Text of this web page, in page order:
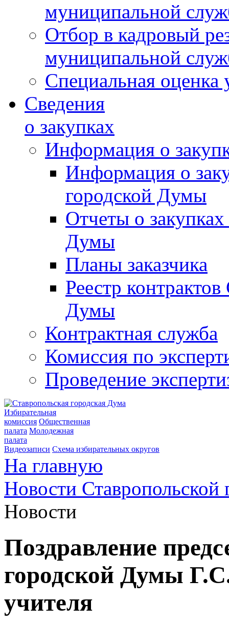
муниципальной
Отбор в кадровый
муниципальной
Специальная оценка
Сведения
о закупках
Информация о
Информация о
городской Думы
Отчеты о
Думы
Планы заказчика
Реестр
Думы
Контрактная служба
Комиссия по
Проведение
Избирательная
комиссия Общественная
палата Молодежная
палата
Видеозаписи Схема избирательных округов
На главную
Новости
Новости
Поздравление
городской Думы
учителя